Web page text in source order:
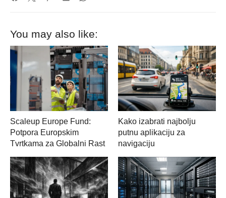
You may also like:
Scaleup Europe Fund:
Potpora Europskim
Tvrtkama za Globalni Rast
Kako izabrati najbolju
putnu aplikaciju za
navigaciju